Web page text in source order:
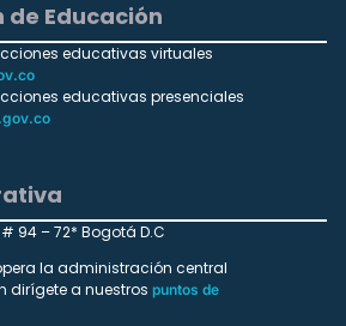
Educación
educativas virtuales
educativas presenciales
94 – 72* Bogotá D.C
la administración central
dirígete a nuestros puntos de